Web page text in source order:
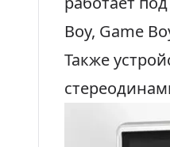
Boy, Game
Также